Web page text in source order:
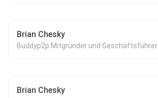
Brian Chesky
Buddyp2p Mitgründer und Geschäftsführer
Brian Chesky